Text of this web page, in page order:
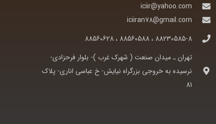
iciir@yahoo.com
iciiran78@gmail.com
88230585-8 ، 88560588 ، 88560628
تهران ـ ميدان صنعت ( شهرک غرب )- بلوار فرحزادی-
نرسيده به خروجی بزرگراه نيايش- خ عباسی اناری- پلاک
81